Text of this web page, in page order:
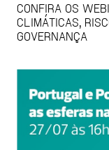
CONFIRA OS
CLIMÁTICAS,
GOVERNANÇA